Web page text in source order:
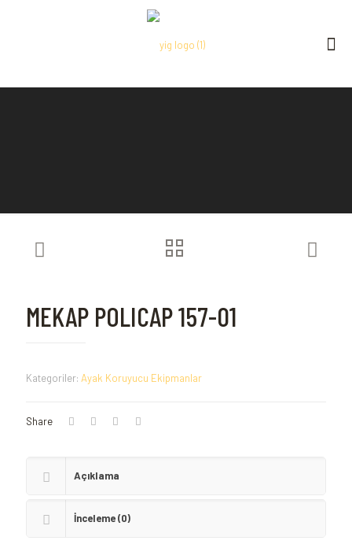
MEKAP POLICAP 157-01
Kategoriler: Ayak Koruyucu Ekipmanlar
Share
Açıklama
İnceleme (0)